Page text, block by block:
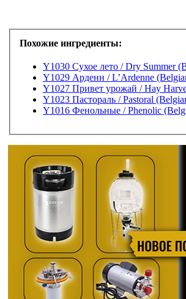
Похожие ингредиенты:
Y1030 Сухое лето / Dry Summer
Y1029 Арденн / L’Ardenne
Y1027 Привет урожай / Hay
Y1023 Пастораль / Pastoral
Y1016 Фенольные / Phenolic